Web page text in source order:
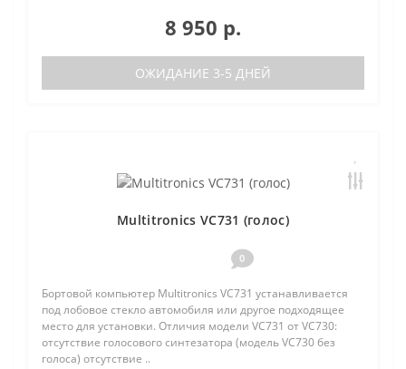
8 950 р.
ОЖИДАНИЕ 3-5 ДНЕЙ
Multitronics VC731 (голос)
0
Бортовой компьютер Multitronics VC731 устанавливается
под лобовое стекло автомобиля или другое подходящее
место для установки. Отличия модели VC731 от VC730:
отсутствие голосового синтезатора (модель VC730 без
голоса) отсутствие ..